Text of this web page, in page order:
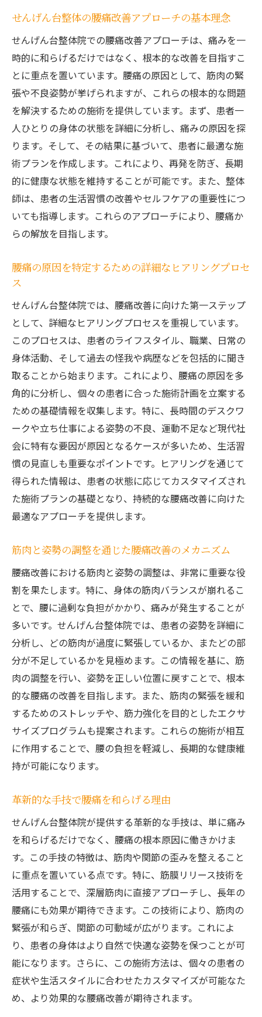
せんげん台整体のアプローチが他と異なる
患者に合った個別施術プランの重要性
毎日の姿勢が腰痛を悪化させる理由とせんげん
台整体の解決策
悪い姿勢が腰痛に与える影響とは
姿勢改善のための具体的な指導方法
せんげん台整体が推奨する正しい姿勢とは
日常生活で実践できる姿勢の改善法
姿勢矯正が腰痛緩和に及ぼす効果
せんげん台整体での姿勢改善サポート
生活習慣の見直しが腰痛改善にどれだけ効果的
かを探る
腰痛改善における生活習慣の重要性
腰痛予防のための日常動作の見直し
食事と運動が腰痛に与える影響
せんげん台整体でのライフスタイルアドバ
イス
長期的な腰痛改善を実現するための生活習
慣
腰痛を和らげるためのせんげん台整体の具体的
な施術法
せんげん台整体での施術メニュー紹介
筋肉緩和を目的とした独自の手技
痛みに応じた施術法のカスタマイズ
リラクゼーションと治療を兼ね備えた施術
患者の声から見る施術結果
せんげん台整体院での腰痛改善のための生活指
導とその効果
生活指導が腰痛改善に果たす役割
個別指導による腰痛再発防止策
せんげん台整体での継続的な生活指導
腰痛に対する理解を深める教育プログラム
生活の質を向上させるためのアドバイス
生活指導と施術の相乗効果について
腰痛を抱える方々へせんげん台整体が提供する
健康的なライフスタイル
せんげん台整体の健康的なライフスタイル
腰痛を予防するための日常的な習慣
整体と共に取り入れるべきセルフケア方法
健康維持のための食事と運動のバランス
心身の健康を促進するライフスタイル
患者の健康意識を高めるためのアプローチ
腰痛改善を可能にするせんげん台整体の独自手
法の全貌
せんげん台整体の独自手法の特徴
腰痛改善に向けた多角的アプローチ
手法がもたらす即効性と持続性の理由
新たな技術と伝統的手法の融合
せんげん台整体の腰痛改善アプローチの基本理念
せんげん台整体院での腰痛改善アプローチは、痛みを一
時的に和らげるだけではなく、根本的な改善を目指すこ
とに重点を置いています。腰痛の原因として、筋肉の緊
張や不良姿勢が挙げられますが、これらの根本的な問題
を解決するための施術を提供しています。まず、患者一
人ひとりの身体の状態を詳細に分析し、痛みの原因を探
ります。そして、その結果に基づいて、患者に最適な施
術プランを作成します。これにより、再発を防ぎ、長期
的に健康な状態を維持することが可能です。また、整体
師は、患者の生活習慣の改善やセルフケアの重要性につ
いても指導します。これらのアプローチにより、腰痛か
らの解放を目指します。
腰痛の原因を特定するための詳細なヒアリングプロセ
ス
せんげん台整体院では、腰痛改善に向けた第一ステップ
として、詳細なヒアリングプロセスを重視しています。
このプロセスは、患者のライフスタイル、職業、日常の
身体活動、そして過去の怪我や病歴などを包括的に聞き
取ることから始まります。これにより、腰痛の原因を多
角的に分析し、個々の患者に合った施術計画を立案する
ための基礎情報を収集します。特に、長時間のデスクワ
ークや立ち仕事による姿勢の不良、運動不足など現代社
会に特有な要因が原因となるケースが多いため、生活習
慣の見直しも重要なポイントです。ヒアリングを通じて
得られた情報は、患者の状態に応じてカスタマイズされ
た施術プランの基礎となり、持続的な腰痛改善に向けた
最適なアプローチを提供します。
筋肉と姿勢の調整を通じた腰痛改善のメカニズム
腰痛改善における筋肉と姿勢の調整は、非常に重要な役
割を果たします。特に、身体の筋肉バランスが崩れるこ
とで、腰に過剰な負担がかかり、痛みが発生することが
多いです。せんげん台整体院では、患者の姿勢を詳細に
分析し、どの筋肉が過度に緊張しているか、またどの部
分が不足しているかを見極めます。この情報を基に、筋
肉の調整を行い、姿勢を正しい位置に戻すことで、根本
的な腰痛の改善を目指します。また、筋肉の緊張を緩和
するためのストレッチや、筋力強化を目的としたエクサ
サイズプログラムも提案されます。これらの施術が相互
に作用することで、腰の負担を軽減し、長期的な健康維
持が可能になります。
革新的な手技で腰痛を和らげる理由
せんげん台整体院が提供する革新的な手技は、単に痛み
を和らげるだけでなく、腰痛の根本原因に働きかけま
す。この手技の特徴は、筋肉や関節の歪みを整えること
に重点を置いている点です。特に、筋膜リリース技術を
活用することで、深層筋肉に直接アプローチし、長年の
腰痛にも効果が期待できます。この技術により、筋肉の
緊張が和らぎ、関節の可動域が広がります。これによ
り、患者の身体はより自然で快適な姿勢を保つことが可
能になります。さらに、この施術方法は、個々の患者の
症状や生活スタイルに合わせたカスタマイズが可能なた
め、より効果的な腰痛改善が期待されます。